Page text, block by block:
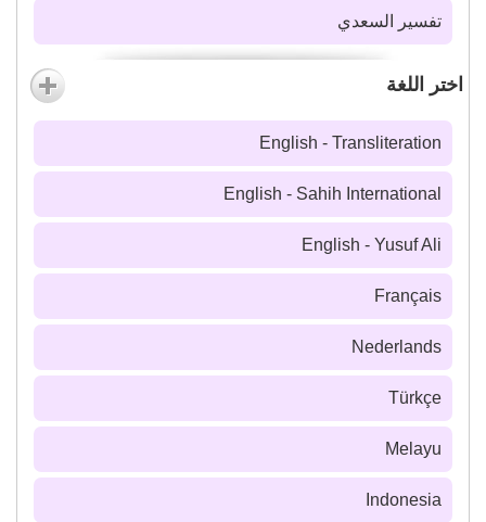
تفسير السعدي
اختر اللغة
English - Transliteration
English - Sahih International
English - Yusuf Ali
Français
Nederlands
Türkçe
Melayu
Indonesia